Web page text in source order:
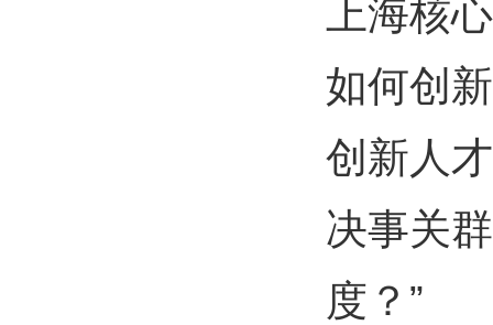
上海核
如何创
创新人
决事关
度？”